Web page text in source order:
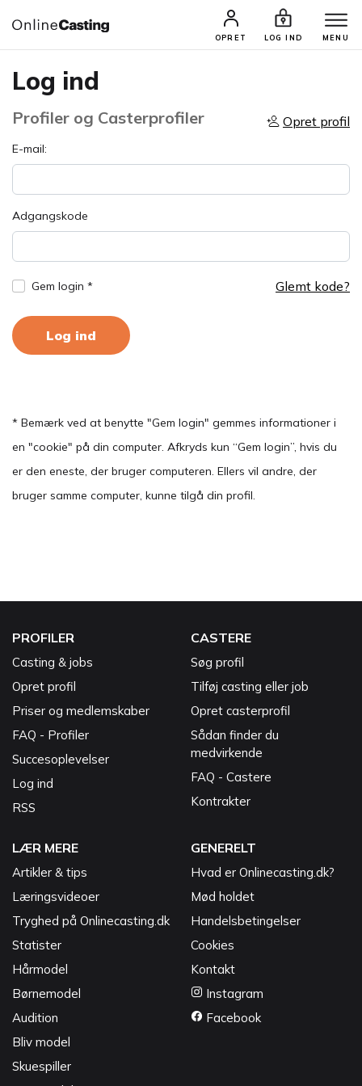
OPRET LOG IND MENU
Log ind
Profiler og Casterprofiler Opret profil
E-mail:
Adgangskode
Gem login * Glemt kode?
Log ind
* Bemærk ved at benytte "Gem login" gemmes informationer i
en "cookie" på din computer. Afkryds kun “Gem login”, hvis du
er den eneste, der bruger computeren. Ellers vil andre, der
bruger samme computer, kunne tilgå din profil.
PROFILER
Casting & jobs
Opret profil
Priser og medlemskaber
FAQ - Profiler
Succesoplevelser
Log ind
RSS
CASTERE
Søg profil
Tilføj casting eller job
Opret casterprofil
Sådan finder du
medvirkende
FAQ - Castere
Kontrakter
LÆR MERE
Artikler & tips
Læringsvideoer
Tryghed på Onlinecasting.dk
Statister
Hårmodel
Børnemodel
Audition
Bliv model
Skuespiller
GENERELT
Hvad er Onlinecasting.dk?
Mød holdet
Handelsbetingelser
Cookies
Kontakt
Instagram
Facebook